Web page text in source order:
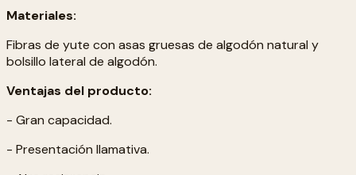
Materiales:
Fibras de yute con asas gruesas de algodón natural y
bolsillo lateral de algodón.
Ventajas del producto:
- Gran capacidad.
- Presentación llamativa.